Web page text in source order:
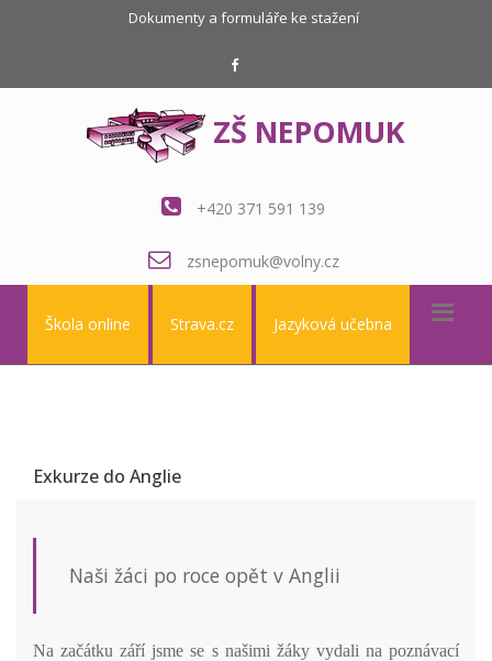
Dokumenty a formuláře ke stažení
ZŠ NEPOMUK
+420 371 591 139
zsnepomuk@volny.cz
Škola online Strava.cz Jazyková učebna
Exkurze do Anglie
Naši žáci po roce opět v Anglii
Na začátku září jsme se s našimi žáky vydali na poznávací